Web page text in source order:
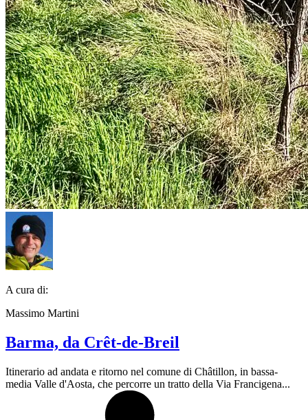
A cura di:
Massimo Martini
Barma, da Crêt-de-Breil
Itinerario ad andata e ritorno nel comune di Châtillon, in bassa-
media Valle d'Aosta, che percorre un tratto della Via Francigena...